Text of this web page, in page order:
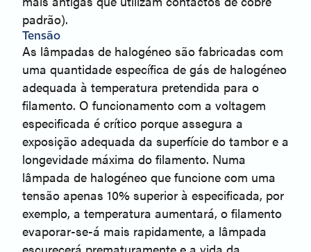
padrão).
Tensão
As lâmpadas de halogéneo são fabricadas com
uma quantidade específica de gás de halogéneo
adequada à temperatura pretendida para o
filamento. O funcionamento com a voltagem
especificada é crítico porque assegura a
exposição adequada da superfície do tambor e a
longevidade máxima do filamento. Numa
lâmpada de halogéneo que funcione com uma
tensão apenas 10% superior à especificada, por
exemplo, a temperatura aumentará, o filamento
evaporar-se-á mais rapidamente, a lâmpada